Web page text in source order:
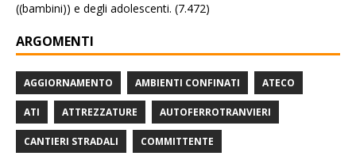
((bambini)) e degli adolescenti. (7.472)
ARGOMENTI
AGGIORNAMENTO AMBIENTI CONFINATI ATECO
ATI ATTREZZATURE AUTOFERROTRANVIERI
CANTIERI STRADALI COMMITTENTE